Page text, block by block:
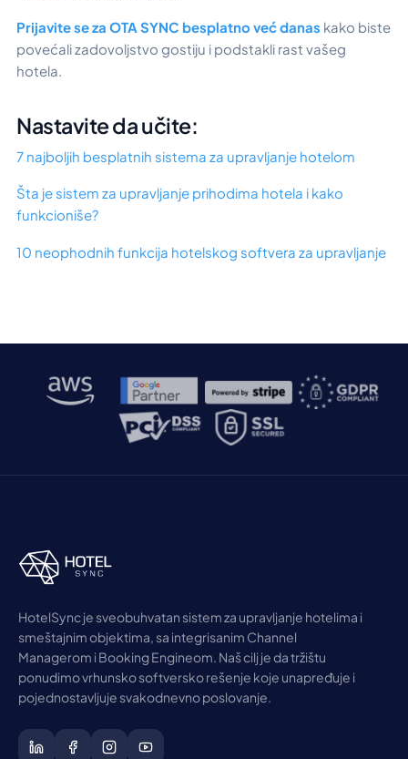
Prijavite se za OTA SYNC besplatno već danas kako biste
povećali zadovoljstvo gostiju i podstakli rast vašeg
hotela.
Nastavite da učite:
7 najboljih besplatnih sistema za upravljanje hotelom
Šta je sistem za upravljanje prihodima hotela i kako
funkcioniše?
10 neophodnih funkcija hotelskog softvera za upravljanje
HotelSync je sveobuhvatan sistem za upravljanje hotelima i
smeštajnim objektima, sa integrisanim Channel
Managerom i Booking Engineom. Naš cilj je da tržištu
ponudimo vrhunsko softversko rešenje koje unapređuje i
pojednostavljuje svakodnevno poslovanje.